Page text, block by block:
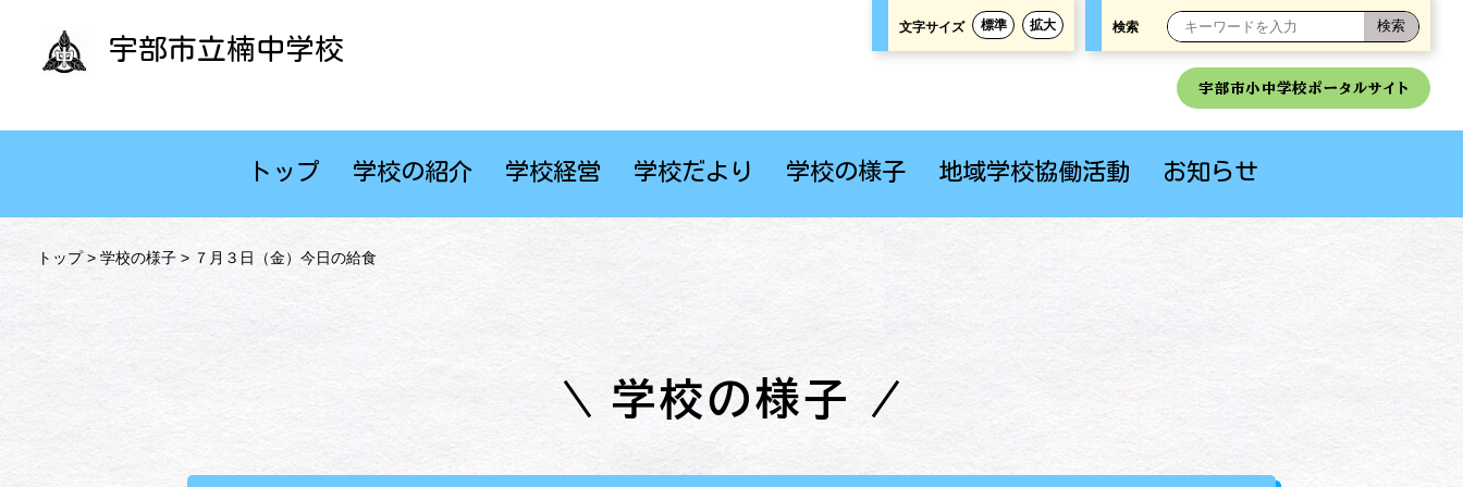
宇部市立楠中学校
文字サイズ 標準 拡大 検索
宇部市小中学校ポータルサイト
トップ 学校の紹介 学校経営 学校だより 学校の様子 地域学校協働活動 お知らせ
トップ> 学校の様子> ７月３日（金）今日の給食
学校の様子